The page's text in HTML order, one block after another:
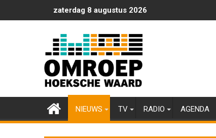
naar
zaterdag 8 augustus 2026
NIEUWS TV RADIO AGENDA